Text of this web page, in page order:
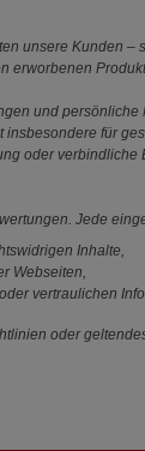
unsere Kunden
erworbenen
und
für
oder
Jede
Inhalte,
Webseiten,
vertraulichen
oder